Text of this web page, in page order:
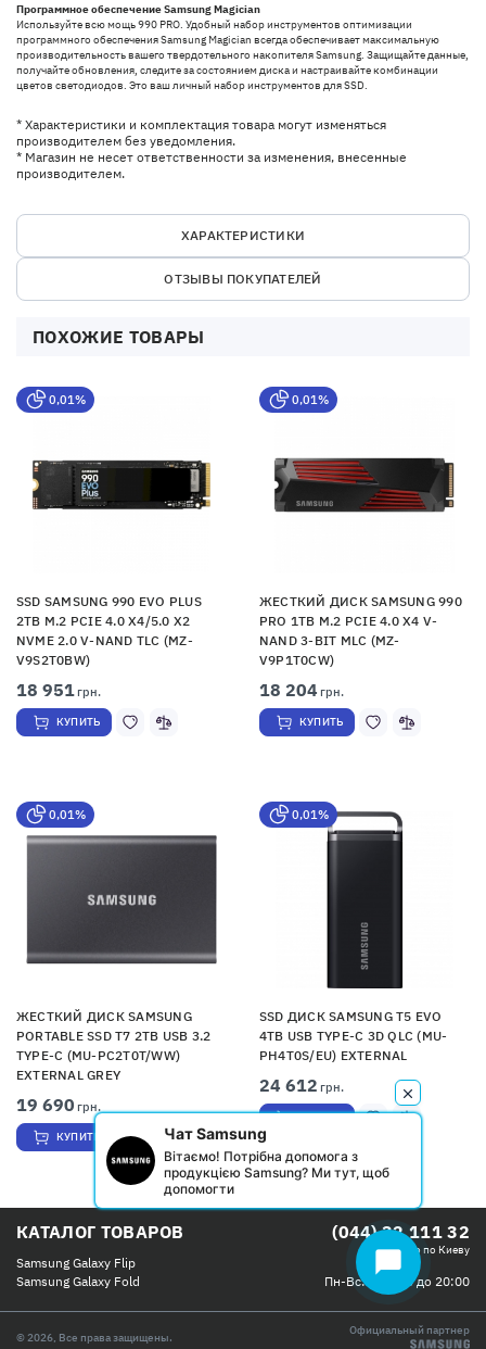
Программное обеспечение Samsung Magician
Используйте всю мощь 990 PRO. Удобный набор инструментов оптимизации
программного обеспечения Samsung Magician всегда обеспечивает максимальную
производительность вашего твердотельного накопителя Samsung. Защищайте данные,
получайте обновления, следите за состоянием диска и настраивайте комбинации
цветов светодиодов. Это ваш личный набор инструментов для SSD.
* Характеристики и комплектация товара могут изменяться
производителем без уведомления.
* Магазин не несет ответственности за изменения, внесенные
производителем.
ХАРАКТЕРИСТИКИ
ОТЗЫВЫ ПОКУПАТЕЛЕЙ
ПОХОЖИЕ ТОВАРЫ
0,01%
SSD SAMSUNG 990 EVO PLUS
2TB M.2 PCIE 4.0 X4/5.0 X2
NVME 2.0 V-NAND TLC (MZ-
V9S2T0BW)
18 951грн.
КУПИТЬ
0,01%
ЖЕСТКИЙ ДИСК SAMSUNG 990
PRO 1TB M.2 PCIE 4.0 X4 V-
NAND 3-BIT MLC (MZ-
V9P1T0CW)
18 204 грн.
КУПИТЬ
0,01%
ЖЕСТКИЙ ДИСК SAMSUNG
PORTABLE SSD T7 2TB USB 3.2
TYPE-C (MU-PC2T0T/WW)
EXTERNAL GREY
19 690 грн.
КУПИТЬ
0,01%
SSD ДИСК SAMSUNG T5 EVO
4TB USB TYPE-C 3D QLC (MU-
PH4T0S/EU) EXTERNAL
24 612 грн.
КУПИТЬ
КАТАЛОГ ТОВАРОВ
Samsung Galaxy Flip
Samsung Galaxy Fold
(044) 32 111 32
Бесплатно по Киеву
Пн-Вс: с 09:00 до 20:00
© 2026, Все права защищены.
Официальный партнер
Чат Samsung
Вітаємо! Потрібна допомога з
продукцією Samsung? Ми тут, щоб
допомогти
chat_bubble